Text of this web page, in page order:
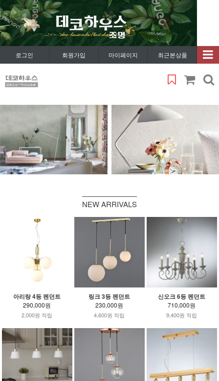
로그인 회원가입 마이페이지 최근본상품
NEW ARRIVALS
아리랑 4등 펜던트
290,000원
2,000원 적립
링크 3등 펜던트
230,000원
4,600원 적립
신오크 6등 펜던트
710,000원
9,400원 적립